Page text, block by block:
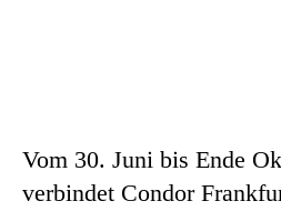
Vom 30. Juni bis Ende
verbindet Condor